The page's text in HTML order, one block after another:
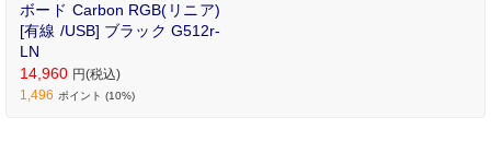
ボード Carbon RGB(リニア)
[有線 /USB] ブラック G512r-
LN
14,960 円(税込)
1,496 ポイント (10%)